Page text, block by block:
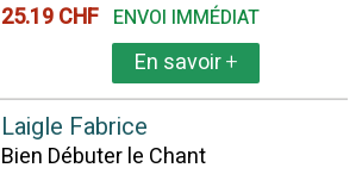
25.19 CHF ENVOI IMMÉDIAT
En savoir+
Laigle Fabrice
Bien Débuter le Chant